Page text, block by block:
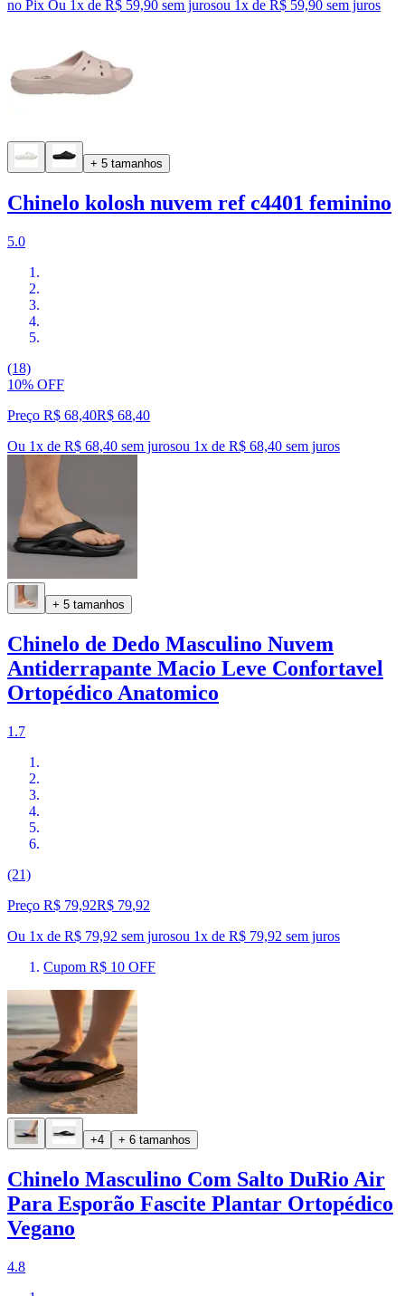
no Pix Ou 1x de R$ 59,90 sem jurosou 1x de R$ 59,90 sem juros
+ 5 tamanhos
Chinelo kolosh nuvem ref c4401 feminino
5.0
(18)
10% OFF
Preço R$ 68,40R$ 68,40
Ou 1x de R$ 68,40 sem jurosou 1x de R$ 68,40 sem juros
+ 5 tamanhos
Chinelo de Dedo Masculino Nuvem
Antiderrapante Macio Leve Confortavel
Ortopédico Anatomico
1.7
(21)
Preço R$ 79,92R$ 79,92
Ou 1x de R$ 79,92 sem jurosou 1x de R$ 79,92 sem juros
Cupom R$ 10 OFF
+4 + 6 tamanhos
Chinelo Masculino Com Salto DuRio Air
Para Esporão Fascite Plantar Ortopédico
Vegano
4.8